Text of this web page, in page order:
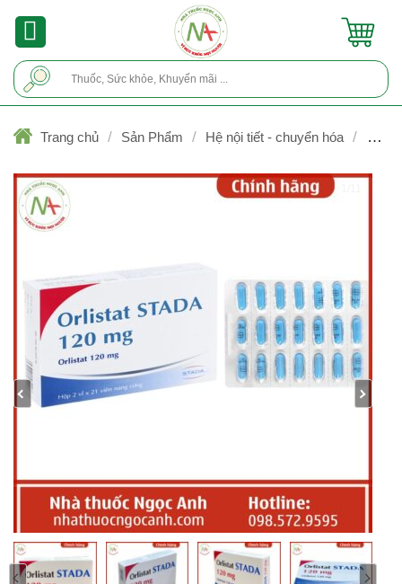
Trang chủ / Sản Phẩm / Hệ nội tiết - chuyển hóa /